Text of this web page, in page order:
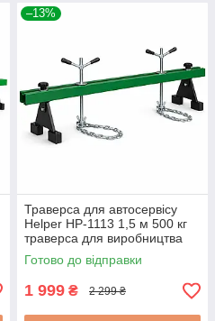
–13%
Траверса для автосервісу
Helper HP-1113 1,5 м 500 кг
траверса для виробництва
траверса для монтажних
робіт
Готово до відправки
1 999 ₴ 2 299 ₴